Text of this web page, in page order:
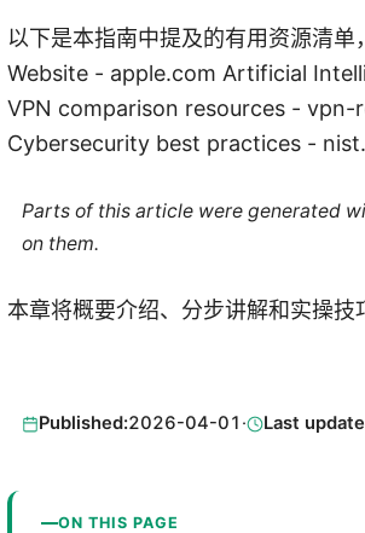
以下是本指南中提及的有用资源清
Website - apple.com Artificial
VPN comparison resources -
Cybersecurity best practices -
Parts of this article were generated
on them.
本章将概要介绍、分步讲解和实操技
Published:2026-04-01 · Last
ON THIS PAGE